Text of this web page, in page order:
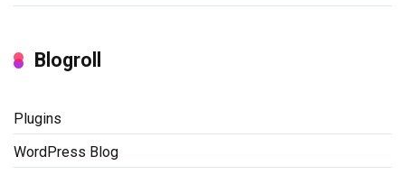
Blogroll
Plugins
WordPress Blog